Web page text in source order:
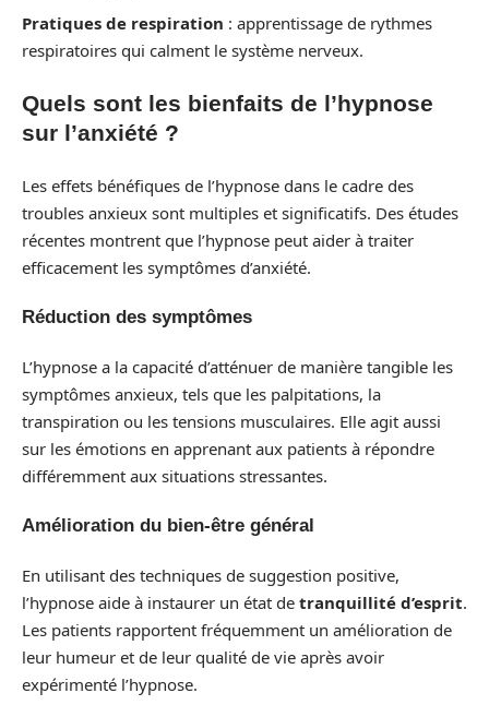
Pratiques de respiration : apprentissage de rythmes
respiratoires qui calment le système nerveux.
Quels sont les bienfaits de l’hypnose
sur l’anxiété ?
Les effets bénéfiques de l’hypnose dans le cadre des
troubles anxieux sont multiples et significatifs. Des études
récentes montrent que l’hypnose peut aider à traiter
efficacement les symptômes d’anxiété.
Réduction des symptômes
L’hypnose a la capacité d’atténuer de manière tangible les
symptômes anxieux, tels que les palpitations, la
transpiration ou les tensions musculaires. Elle agit aussi
sur les émotions en apprenant aux patients à répondre
différemment aux situations stressantes.
Amélioration du bien-être général
En utilisant des techniques de suggestion positive,
l’hypnose aide à instaurer un état de tranquillité d’esprit.
Les patients rapportent fréquemment un amélioration de
leur humeur et de leur qualité de vie après avoir
expérimenté l’hypnose.